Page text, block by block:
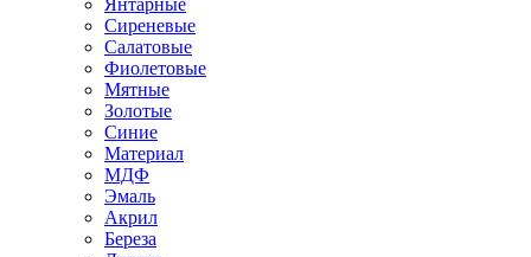
Янтарные
Сиреневые
Салатовые
Фиолетовые
Мятные
Золотые
Синие
Материал
МДФ
Эмаль
Акрил
Береза